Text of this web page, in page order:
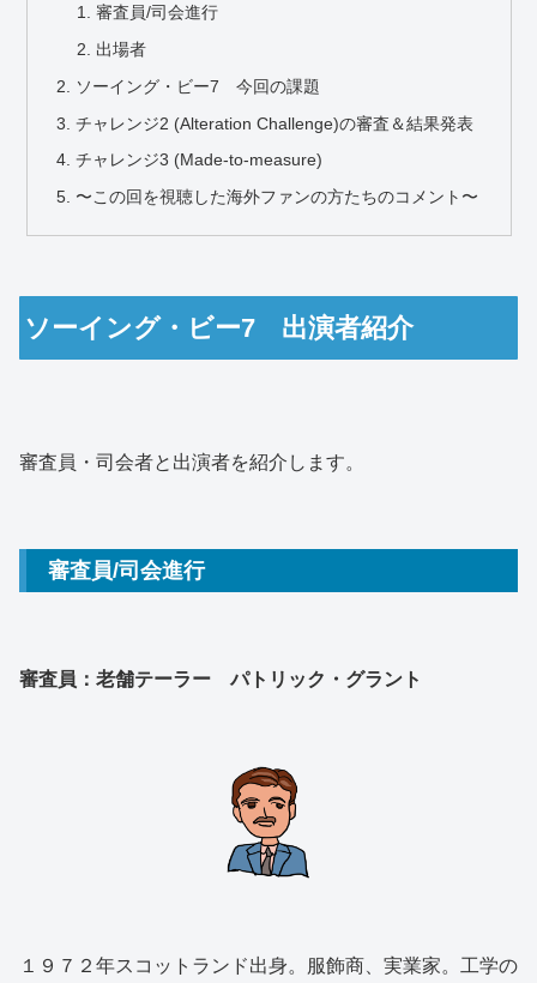
審査員/司会進行
出場者
ソーイング・ビー7 今回の課題
チャレンジ2 (Alteration Challenge)の審査＆結果発表
チャレンジ3 (Made-to-measure)
〜この回を視聴した海外ファンの方たちのコメント〜
ソーイング・ビー7 出演者紹介
審査員・司会者と出演者を紹介します。
審査員/司会進行
審査員：老舗テーラー パトリック・グラント
１９７２年スコットランド出身。服飾商、実業家。工学の